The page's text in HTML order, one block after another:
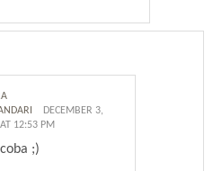
DECEMBER 3,
12:53 PM
;)